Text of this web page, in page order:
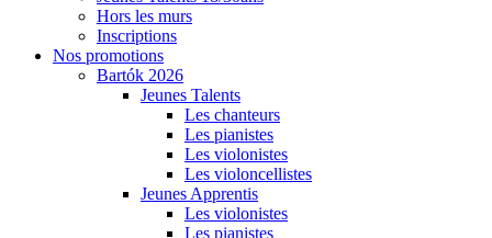
Hors les murs
Inscriptions
Nos promotions
Bartók 2026
Jeunes Talents
Les chanteurs
Les pianistes
Les violonistes
Les violoncellistes
Jeunes Apprentis
Les violonistes
Les pianistes